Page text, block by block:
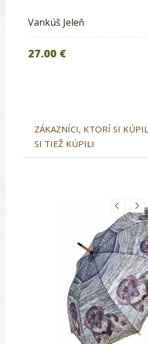
Vankúš Jeleň
27.00 €
ZÁKAZNÍCI, KTORÍ SI
SI TIEŽ KÚPILI